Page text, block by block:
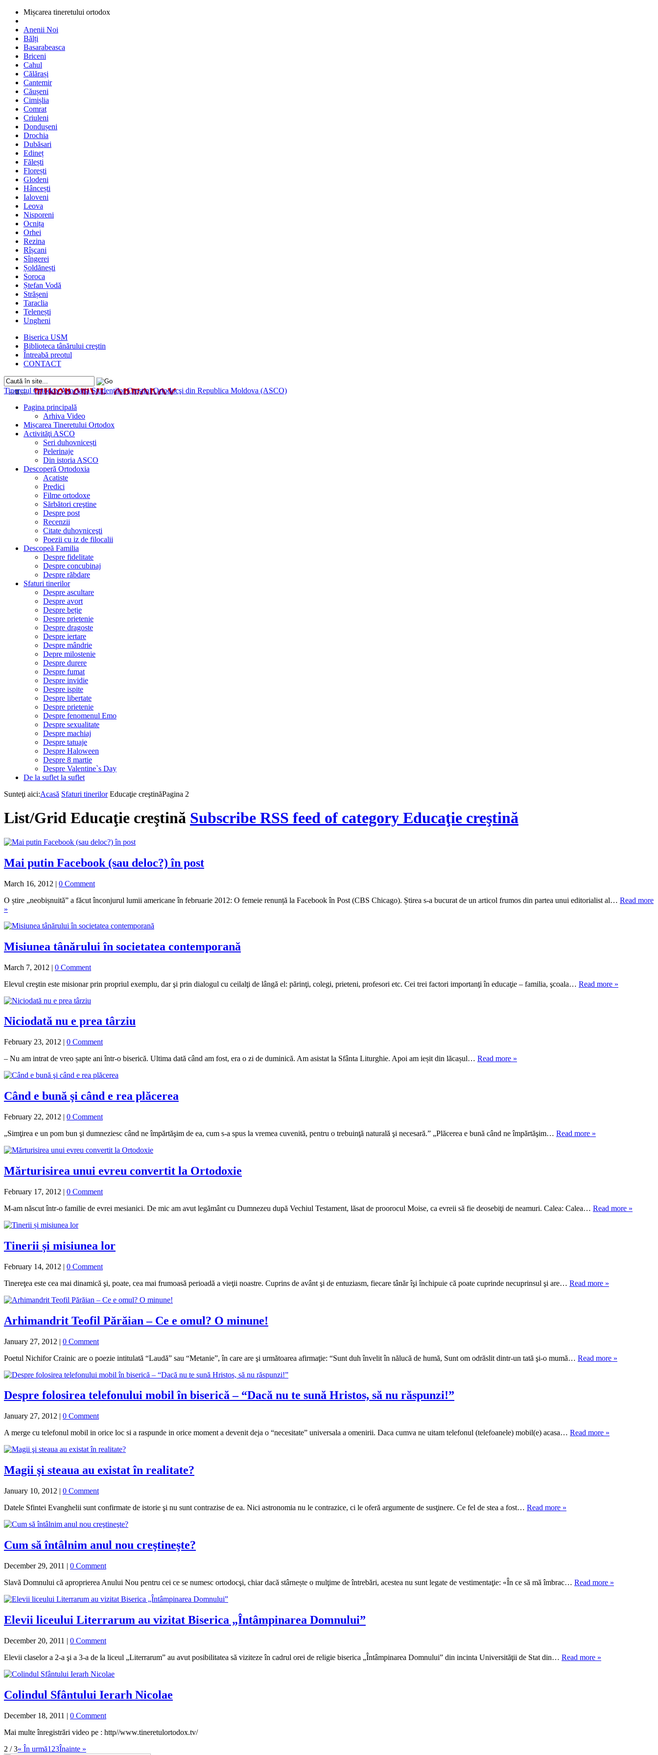
Mișcarea tineretului ortodox
Anenii Noi
Bălți
Basarabeasca
Briceni
Cahul
Călărași
Cantemir
Căușeni
Cimișlia
Comrat
Criuleni
Dondușeni
Drochia
Dubăsari
Edineț
Fălești
Florești
Glodeni
Hâncești
Ialoveni
Leova
Nisporeni
Ocnița
Orhei
Rezina
Rîșcani
Sîngerei
Șoldănești
Soroca
Ștefan Vodă
Strășeni
Taraclia
Telenești
Ungheni
Biserica USM
Biblioteca tânărului creştin
Întreabă preotul
CONTACT
Tineretul OrtodoxAsociaţia Studenţilor Creştini Ortodocşi din Republica Moldova (ASCO)
Pagina principală
Arhiva Video
Mișcarea Tineretului Ortodox
Activităţi ASCO
Seri duhovnicești
Pelerinaje
Din istoria ASCO
Descoperă Ortodoxia
Acatiste
Predici
Filme ortodoxe
Sărbători creştine
Despre post
Recenzii
Citate duhovniceşti
Poezii cu iz de filocalii
Descopeă Familia
Despre fidelitate
Despre concubinaj
Despre răbdare
Sfaturi tinerilor
Despre ascultare
Despre avort
Despre beție
Despre prietenie
Despre dragoste
Despre iertare
Despre mândrie
Depre milostenie
Despre durere
Despre fumat
Despre invidie
Despre ispite
Despre libertate
Despre prietenie
Despre fenomenul Emo
Despre sexualitate
Despre machiaj
Despre tatuaje
Despre Haloween
Despre 8 martie
Despre Valentine`s Day
De la suflet la suflet
Sunteţi aici:Acasă Sfaturi tinerilor Educaţie creştinăPagina 2
List/Grid Educaţie creştină Subscribe RSS feed of category Educaţie creştină
Mai putin Facebook (sau deloc?) în post
March 16, 2012 | 0 Comment
O știre „neobișnuită” a făcut înconjurul lumii americane în februarie 2012: O femeie renunță la Facebook în Post (CBS Chicago). Știrea s-a bucurat de un articol frumos din partea unui editorialist al… Read more
»
Misiunea tânărului în societatea contemporană
March 7, 2012 | 0 Comment
Elevul creştin este misionar prin propriul exemplu, dar şi prin dialogul cu ceilalţi de lângă el: părinţi, colegi, prieteni, profesori etc. Cei trei factori importanţi în educaţie – familia, şcoala… Read more »
Niciodată nu e prea târziu
February 23, 2012 | 0 Comment
– Nu am intrat de vreo șapte ani într-o biserică. Ultima dată când am fost, era o zi de duminică. Am asistat la Sfânta Liturghie. Apoi am ieșit din lăcașul… Read more »
Când e bună şi când e rea plăcerea
February 22, 2012 | 0 Comment
„Simţirea e un pom bun şi dumneziesc când ne împărtăşim de ea, cum s-a spus la vremea cuvenită, pentru o trebuinţă naturală şi necesară.” „Plăcerea e bună când ne împărtăşim… Read more »
Mărturisirea unui evreu convertit la Ortodoxie
February 17, 2012 | 0 Comment
M-am născut într-o familie de evrei mesianici. De mic am avut legământ cu Dumnezeu după Vechiul Testament, lăsat de proorocul Moise, ca evreii să fie deosebiţi de neamuri. Calea: Calea… Read more »
Tinerii și misiunea lor
February 14, 2012 | 0 Comment
Tinereţea este cea mai dinamică şi, poate, cea mai frumoasă perioadă a vieţii noastre. Cuprins de avânt şi de entuziasm, fiecare tânăr îşi închipuie că poate cuprinde necuprinsul şi are… Read more »
Arhimandrit Teofil Părăian – Ce e omul? O minune!
January 27, 2012 | 0 Comment
Poetul Nichifor Crainic are o poezie intitulată “Laudă” sau “Metanie”, în care are şi următoarea afirmaţie: “Sunt duh învelit în nălucă de humă, Sunt om odrăslit dintr-un tată şi-o mumă… Read more »
Despre folosirea telefonului mobil în biserică – “Dacă nu te sună Hristos, să nu răspunzi!”
January 27, 2012 | 0 Comment
A merge cu telefonul mobil in orice loc si a raspunde in orice moment a devenit deja o “necesitate” universala a omenirii. Daca cumva ne uitam telefonul (telefoanele) mobil(e) acasa… Read more »
Magii şi steaua au existat în realitate?
January 10, 2012 | 0 Comment
Datele Sfintei Evanghelii sunt confirmate de istorie şi nu sunt contrazise de ea. Nici astronomia nu le contrazice, ci le oferă argumente de susţinere. Ce fel de stea a fost… Read more »
Cum să întâlnim anul nou creştineşte?
December 29, 2011 | 0 Comment
Slavă Domnului că aproprierea Anului Nou pentru cei ce se numesc ortodocşi, chiar dacă stârnește o mulţime de întrebări, acestea nu sunt legate de vestimentaţie: «În ce să mă îmbrac… Read more »
Elevii liceului Literrarum au vizitat Biserica „Întâmpinarea Domnului”
December 20, 2011 | 0 Comment
Elevii claselor a 2-a şi a 3-a de la liceul „Literrarum” au avut posibilitatea să viziteze în cadrul orei de religie biserica „Întâmpinarea Domnului” din incinta Universităţii de Stat din… Read more »
Colindul Sfântului Ierarh Nicolae
December 18, 2011 | 0 Comment
Mai multe înregistrări video pe : http//www.tineretulortodox.tv/
2 / 3« În urmă1 23Înainte »